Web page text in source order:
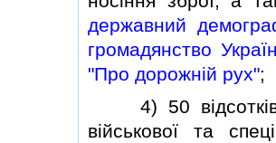
державний
громадянство
"Про дорожнiй рух";
4) 50 вiдсоткiв
вiйськової та